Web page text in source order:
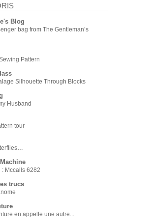
Blog
bag from The Gentleman’s
Pattern
Silhouette Through Blocks
Husband
tour
Mccalls 6282
trucs
en appelle une autre...